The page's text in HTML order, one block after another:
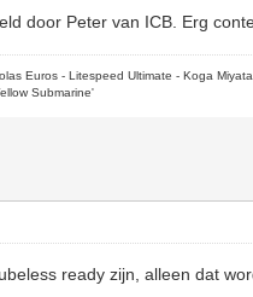
door Peter van ICB. Erg
Euros - Litespeed Ultimate - Koga
Submarine'
ready zijn, alleen dat